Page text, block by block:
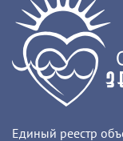
Единый реестр